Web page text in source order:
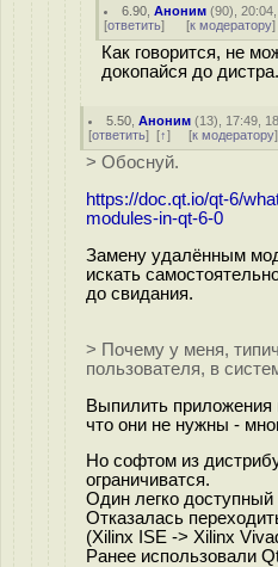
6.90 ,Аноним (90),
[ответить] [к модератору]
Как говорится, не
докопайся до дистра.
5.50 ,Аноним (13), 17:49,
[ответить] [↑] [к модератору]
> Обоснуй.
https://doc.qt.io/qt-6/
modules-in-qt-6-0
Замену удалённым
искать
до свидания.
> Почему у меня,
пользователя, в
Выпилить приложения
что они не нужны -
Но софтом из
ограничиватся.
Один легко
Отказалась
(Xilinx ISE -> Xilinx
Ранее использовали